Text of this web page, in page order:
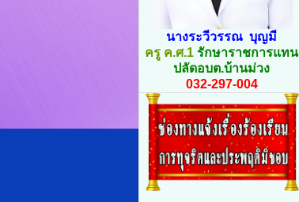
นางระวีวรรณ บุญมี
ครู ค.ศ.1 รักษาราชการแทน
ปลัดอบต.บ้านม่วง
032-297-004